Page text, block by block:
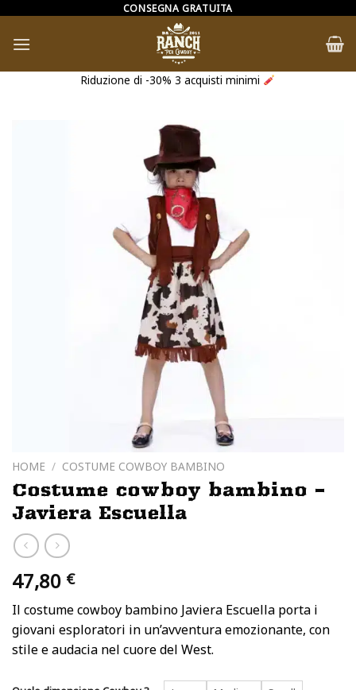
contenuti
CONSEGNA GRATUITA
Riduzione di -30% 3 acquisti minimi
HOME / COSTUME COWBOY BAMBINO
Costume cowboy bambino –
Javiera Escuella
47,80 €
Il costume cowboy bambino Javiera Escuella porta i
giovani esploratori in un’avventura emozionante, con
stile e audacia nel cuore del West.